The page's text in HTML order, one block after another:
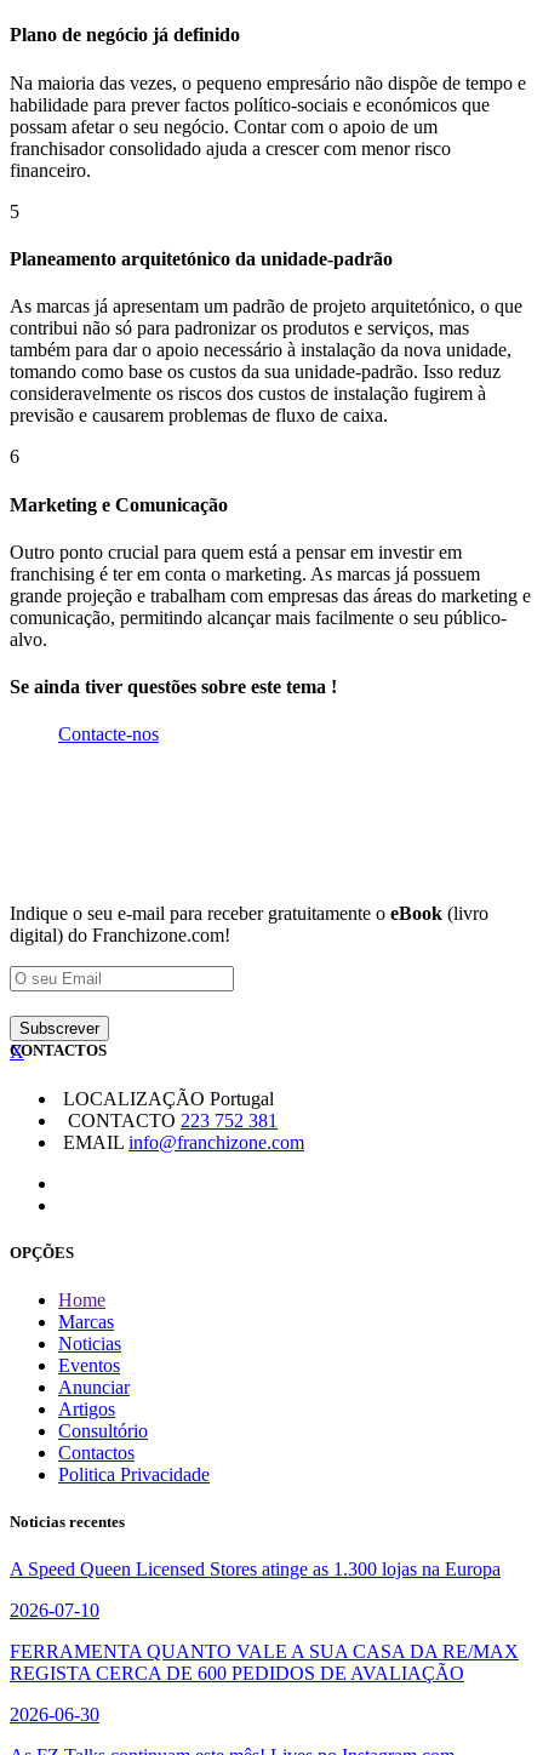
Plano de negócio já definido
Na maioria das vezes, o pequeno empresário não dispõe de tempo e
habilidade para prever factos político-sociais e económicos que
possam afetar o seu negócio. Contar com o apoio de um
franchisador consolidado ajuda a crescer com menor risco
financeiro.
5
Planeamento arquitetónico da unidade-padrão
As marcas já apresentam um padrão de projeto arquitetónico, o que
contribui não só para padronizar os produtos e serviços, mas
também para dar o apoio necessário à instalação da nova unidade,
tomando como base os custos da sua unidade-padrão. Isso reduz
consideravelmente os riscos dos custos de instalação fugirem à
previsão e causarem problemas de fluxo de caixa.
6
Marketing e Comunicação
Outro ponto crucial para quem está a pensar em investir em
franchising é ter em conta o marketing. As marcas já possuem
grande projeção e trabalham com empresas das áreas do marketing e
comunicação, permitindo alcançar mais facilmente o seu público-
alvo.
Se ainda tiver questões sobre este tema !
Contacte-nos
Indique o seu e-mail para receber gratuitamente o eBook (livro
digital) do Franchizone.com!
X
CONTACTOS
LOCALIZAÇÃO Portugal
CONTACTO 223 752 381
EMAIL info@franchizone.com
OPÇÕES
Home
Marcas
Noticias
Eventos
Anunciar
Artigos
Consultório
Contactos
Politica Privacidade
Noticias recentes
A Speed Queen Licensed Stores atinge as 1.300 lojas na Europa
2026-07-10
FERRAMENTA QUANTO VALE A SUA CASA DA RE/MAX
REGISTA CERCA DE 600 PEDIDOS DE AVALIAÇÃO
2026-06-30